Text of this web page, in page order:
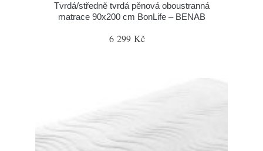
Tvrdá/středně tvrdá pěnová oboustranná
matrace 90x200 cm BonLife – BENAB
6 299 Kč